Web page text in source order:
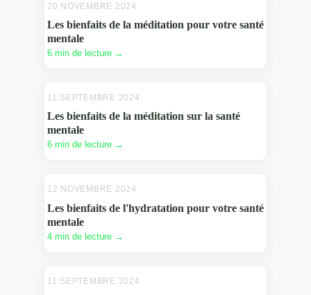
BIEN ÊTRE
20 NOVEMBRE 2024
Les bienfaits de la méditation pour votre santé
mentale
6 min de lecture →
BIEN ÊTRE
11 SEPTEMBRE 2024
Les bienfaits de la méditation sur la santé
mentale
6 min de lecture →
BIEN ÊTRE
12 NOVEMBRE 2024
Les bienfaits de l'hydratation pour votre santé
mentale
4 min de lecture →
BIEN ÊTRE
11 SEPTEMBRE 2024